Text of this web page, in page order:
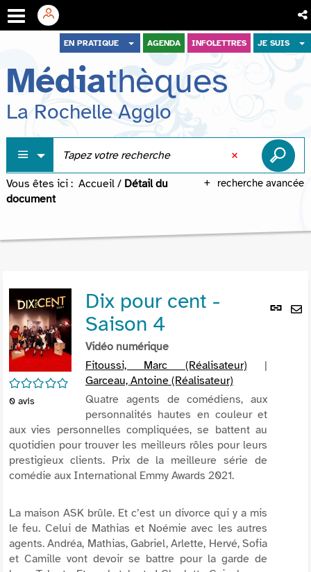
menu
contenu
recherche
EN PRATIQUE AGENDA INFOLETTRES JE SUIS
Médiathèques
La Rochelle Agglo
recherche avancée
Vous êtes ici : Accueil / Détail du
document
Lien
/5
0 avis
Dix pour cent -
Saison 4
Vidéo numérique
Fitoussi, Marc (Réalisateur) |
Garceau, Antoine (Réalisateur)
Quatre agents de comédiens, aux
personnalités hautes en couleur et
aux vies personnelles compliquées, se battent au
quotidien pour trouver les meilleurs rôles pour leurs
prestigieux clients. Prix de la meilleure série de
comédie aux International Emmy Awards 2021.
La maison ASK brûle. Et c’est un divorce qui y a mis
le feu. Celui de Mathias et Noémie avec les autres
agents. Andréa, Mathias, Gabriel, Arlette, Hervé, Sofia
et Camille vont devoir se battre pour la garde de